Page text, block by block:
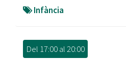
Infància
Del 17:00al20:00